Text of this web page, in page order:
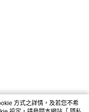
方式之詳情，及若您不希